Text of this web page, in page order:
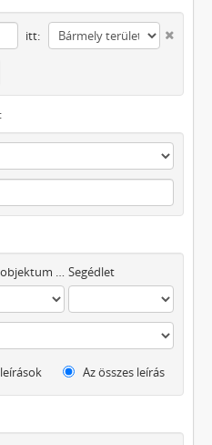
itt:
Digitális objektum áll rendelkezésre Segédlet
Az összes leírás